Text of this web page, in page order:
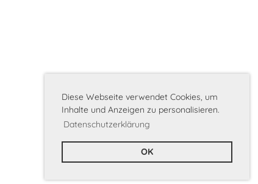
Diese Webseite verwendet Cookies, um
Inhalte und Anzeigen zu personalisieren.
Datenschutzerklärung
OK